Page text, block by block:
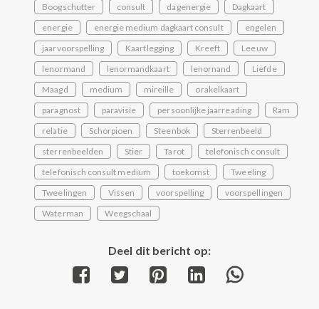
Boogschutter
consult dagenergie
Dagkaart
energie
energie medium dagkaart consult
engelen
jaarvoorspelling
Kaartlegging Kreeft
Leeuw
lenormand
lenormandkaart lenornand
Liefde
Maagd
medium mireille
orakelkaart
paragnost
paravisie persoonlijke jaarreading
Ram
relatie
Schorpioen Steenbok
Sterrenbeeld
sterrenbeelden
Stier Tarot
telefonisch consult
telefonisch consult medium
toekomst
Tweeling
Tweelingen
Vissen voorspelling
voorspellingen
Waterman
Weegschaal
Deel dit bericht op:
Share
Share
Share
Share